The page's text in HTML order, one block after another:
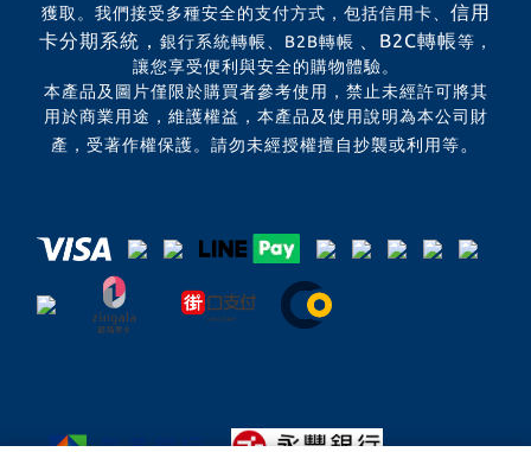
獲取。我們接受多種安全的支付方式，包括信用卡、 信用
卡分期系統， 銀行系統轉帳、B2B轉帳 、B2C轉帳等，
讓您享受便利與安全的購物體驗。
本產品及圖片僅限於購買者參考使用，禁止未經許可將其
用於商業用途，維護權益，本產品及使用說明為本公司財
產，受著作權保護。請勿未經授權擅自抄襲或利用等。